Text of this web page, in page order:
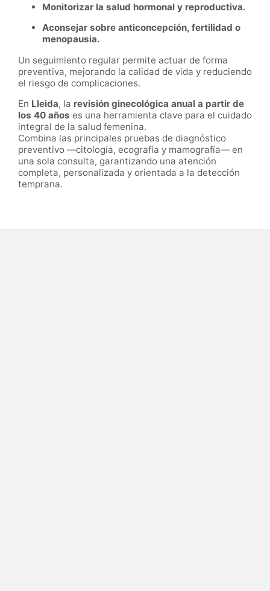
Monitorizar la salud hormonal y reproductiva.
Aconsejar sobre anticoncepción, fertilidad o
menopausia.
Un seguimiento regular permite actuar de forma
preventiva, mejorando la calidad de vida y reduciendo
el riesgo de complicaciones.
En Lleida, la revisión ginecológica anual a partir de
los 40 años es una herramienta clave para el cuidado
integral de la salud femenina.
Combina las principales pruebas de diagnóstico
preventivo —citología, ecografía y mamografía— en
una sola consulta, garantizando una atención
completa, personalizada y orientada a la detección
temprana.